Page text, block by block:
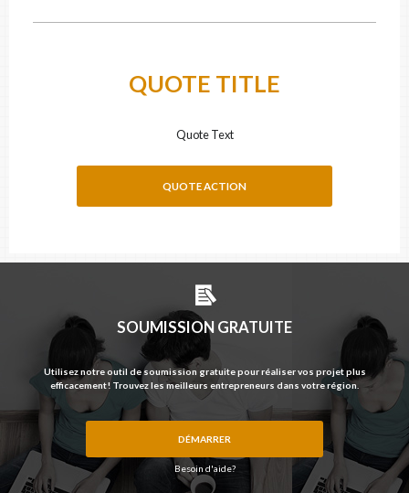
QUOTE TITLE
Quote Text
QUOTE ACTION
SOUMISSION GRATUITE
Utilisez notre outil de soumission gratuite pour réaliser vos projet plus
efficacement! Trouvez les meilleurs entrepreneurs dans votre région.
DÉMARRER
Besoin d'aide?